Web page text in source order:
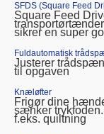
SFDS (Square Feed
Square Feed
sikrer en super
Fuldautomatisk
Justerer
til opgaven
Knæløfter
Frigør dine
sænker
f.eks. quiltning